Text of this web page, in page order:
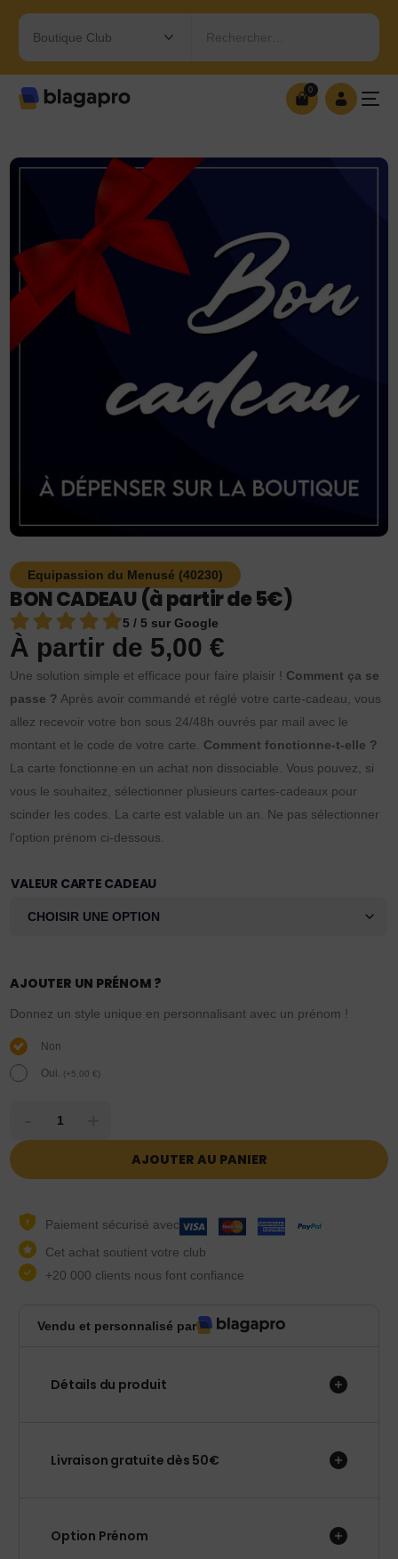
Rechercher…
0
Equipassion du Menusé (40230)
BON CADEAU (à partir de 5€)
5 / 5 sur Google
À partir de 5,00€
Une solution simple et efficace pour faire plaisir ! Comment ça se
passe ? Après avoir commandé et réglé votre carte-cadeau, vous
allez recevoir votre bon sous 24/48h ouvrés par mail avec le
montant et le code de votre carte. Comment fonctionne-t-elle ?
La carte fonctionne en un achat non dissociable. Vous pouvez, si
vous le souhaitez, sélectionner plusieurs cartes-cadeaux pour
scinder les codes. La carte est valable un an. Ne pas sélectionner
l'option prénom ci-dessous.
VALEUR CARTE CADEAU
AJOUTER UN PRÉNOM ?
Donnez un style unique en personnalisant avec un prénom !
Non
Oui. (+5,00€)
AJOUTER AU PANIER
Paiement sécurisé avec
Cet achat soutient votre club
+20 000 clients nous font confiance
Vendu et personnalisé par
Détails du produit
Livraison gratuite dès 50€
Option Prénom